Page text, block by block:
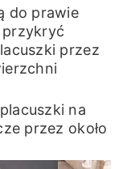
do prawie
przykryć
przez
na
przez około